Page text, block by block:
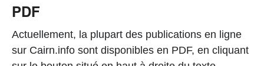
PDF
Actuellement, la plupart des publications en ligne
sur Cairn.info sont disponibles en PDF, en cliquant